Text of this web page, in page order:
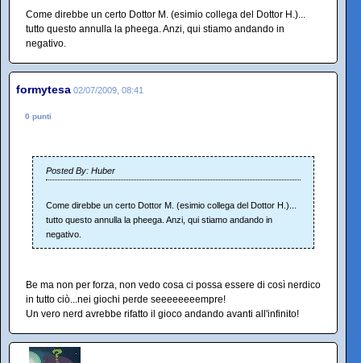
Come direbbe un certo Dottor M. (esimio collega del Dottor H.)...
tutto questo annulla la pheega. Anzi, qui stiamo andando in
negativo.
formytesa 02/07/2009, 08:41
0 punti
Posted By: Huber
Come direbbe un certo Dottor M. (esimio collega del Dottor H.)...
tutto questo annulla la pheega. Anzi, qui stiamo andando in
negativo.
Be ma non per forza, non vedo cosa ci possa essere di così nerdico
in tutto ciò...nei giochi perde seeeeeeeempre!
Un vero nerd avrebbe rifatto il gioco andando avanti all'infinito!